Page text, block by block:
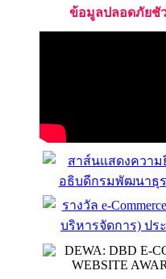
ข้อมูลปลอดภัยชัว